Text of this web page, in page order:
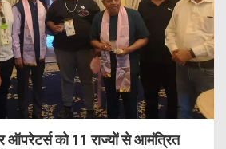
ऑपरेटर्स को 11 राज्यों से आमंत्रित